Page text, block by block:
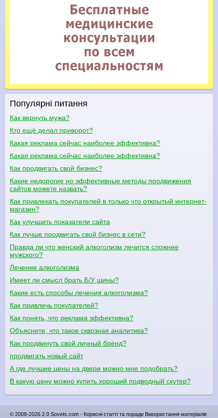
Популярні питання
Как вернуть мужа?
Кто ещё делал приворот?
Какая реклама сейчас наиболее эффективна?
Какая реклама сейчас наиболее эффективна?
Как продвигать свой бизнес?
Какие недорогие но эффективные методы продвижения
сайтов можете назвать?
Как привлекать покупателей в только что открытый интернет-
магазин?
Как улучшить показатели сайта
Как лучше продвигать свой бизнес в сети?
Правда ли что женский алкоголизм лечится сложнее
мужского?
Лечение алкоголизма
Имеет ли смысл брать Б/У шины?
Какие есть способы лечения алкоголизма?
Как привлечь покупателей?
Как понять, что реклама эффективна?
Объясните, что такое сквозная аналитика?
Как продвинуть свой личный бренд?
продвигать новый сайт
А где лучшие цены на двери можно мне подобрать?
В какую цену можно купить хороший подводный скутер?
© 2008-2026 2.0 Sovets.com - Корисні статті та поради Використання матеріалів